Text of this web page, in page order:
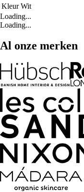
Kleur Wit
Loading...
Loading...
Al onze merken